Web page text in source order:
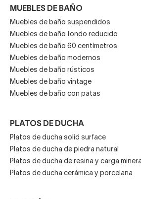
MUEBLES DE BAÑO
Muebles de baño suspendidos
Muebles de baño fondo reducido
Muebles de baño 60 centímetros
Muebles de baño modernos
Muebles de baño rústicos
Muebles de baño vintage
Muebles de baño con patas
PLATOS DE DUCHA
Platos de ducha solid surface
Platos de ducha de piedra natural
Platos de ducha de resina y carga mineral
Platos de ducha cerámica y porcelana